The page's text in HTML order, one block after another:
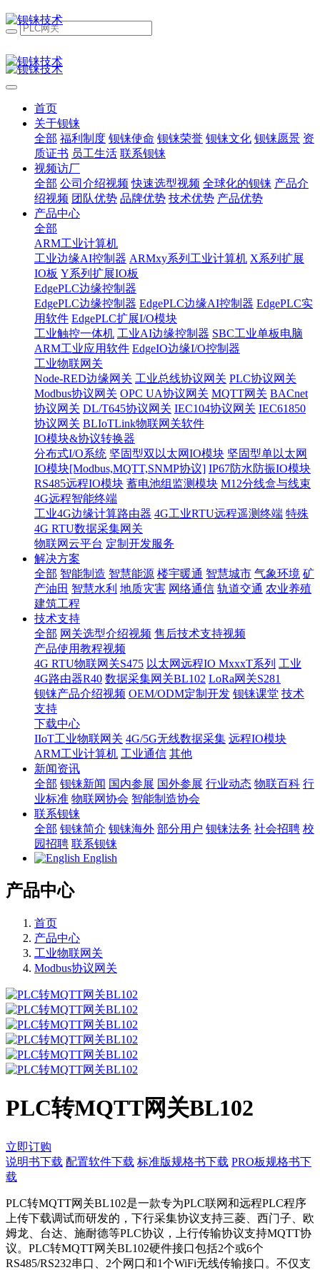
首页
关于钡铼
全部 福利制度 钡铼使命 钡铼荣誉 钡铼文化 钡铼愿景 资
质证书 员工生活 联系钡铼
视频访厂
全部 公司介绍视频 快速选型视频 全球化的钡铼 产品介
绍视频 团队优势 品牌优势 技术优势 产品优势
产品中心
全部
ARM工业计算机
工业边缘AI控制器 ARMxy系列工业计算机 X系列扩展
IO板 Y系列扩展IO板
EdgePLC边缘控制器
EdgePLC边缘控制器 EdgePLC边缘AI控制器 EdgePLC实
用软件 EdgePLC扩展I/O模块
工业触控一体机 工业AI边缘控制器 SBC工业单板电脑
ARM工业应用软件 EdgeIO边缘I/O控制器
工业物联网关
Node-RED边缘网关 工业总线协议网关 PLC协议网关
Modbus协议网关 OPC UA协议网关 MQTT网关 BACnet
协议网关 DL/T645协议网关 IEC104协议网关 IEC61850
协议网关 BLIoTLink物联网关软件
IO模块&协议转换器
分布式I/O系统 坚固型双以太网IO模块 坚固型单以太网
IO模块[Modbus,MQTT,SNMP协议] IP67防水防振IO模块
RS485远程IO模块 蓄电池组监测模块 M12分线盒与线束
4G远程智能终端
工业4G边缘计算路由器 4G工业RTU远程遥测终端 特殊
4G RTU数据采集网关
物联网云平台 定制开发服务
解决方案
全部 智能制造 智慧能源 楼宇暖通 智慧城市 气象环境 矿
产油田 智慧水利 地质灾害 网络通信 轨道交通 农业养殖
建筑工程
技术支持
全部 网关选型介绍视频 售后技术支持视频
产品使用教程视频
4G RTU物联网关S475 以太网远程IO MxxxT系列 工业
4G路由器R40 数据采集网关BL102 LoRa网关S281
钡铼产品介绍视频 OEM/ODM定制开发 钡铼课堂 技术
支持
下载中心
IIoT工业物联网关 4G/5G无线数据采集 远程IO模块
ARM工业计算机 工业通信 其他
新闻资讯
全部 钡铼新闻 国内参展 国外参展 行业动态 物联百科 行
业标准 物联网协会 智能制造协会
联系钡铼
全部 钡铼简介 钡铼海外 部分用户 钡铼法务 社会招聘 校
园招聘 联系钡铼
English
产品中心
首页
产品中心
工业物联网关
Modbus协议网关
PLC转MQTT网关BL102
立即订购
说明书下载 配置软件下载 标准版规格书下载 PRO板规格书下
载
​PLC转MQTT网关BL102是一款专为PLC联网和远程PLC程序
上传下载调试而研发的，下行采集协议支持三菱、西门子、欧
姆龙、台达、施耐德等PLC协议，上行传输协议支持MQTT协
议。PLC转MQTT网关BL102硬件接口包括2个或6个
RS485/RS232串口、2个网口和1个WiFi无线传输接口。不仅支